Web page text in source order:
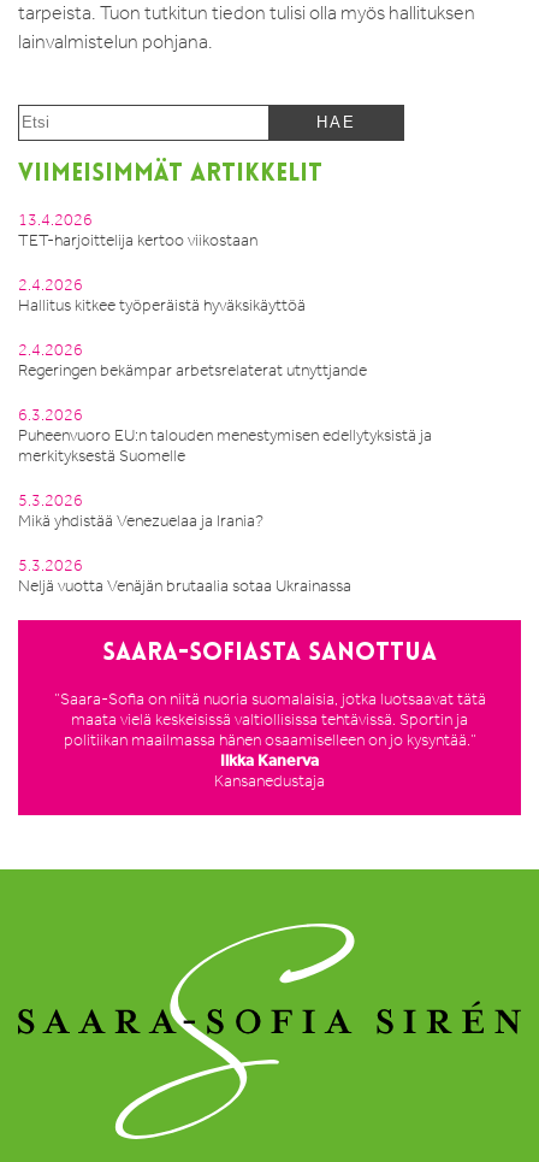
tarpeista. Tuon tutkitun tiedon tulisi olla myös hallituksen
lainvalmistelun pohjana.
VIIMEISIMMÄT ARTIKKELIT
13.4.2026
TET-harjoittelija kertoo viikostaan
2.4.2026
Hallitus kitkee työperäistä hyväksikäyttöä
2.4.2026
Regeringen bekämpar arbetsrelaterat utnyttjande
6.3.2026
Puheenvuoro EU:n talouden menestymisen edellytyksistä ja
merkityksestä Suomelle
5.3.2026
Mikä yhdistää Venezuelaa ja Irania?
5.3.2026
Neljä vuotta Venäjän brutaalia sotaa Ukrainassa
Saara-Sofiasta sanottua
”Saara-Sofia on niitä nuoria suomalaisia, jotka luotsaavat tätä
maata vielä keskeisissä valtiollisissa tehtävissä. Sportin ja
politiikan maailmassa hänen osaamiselleen on jo kysyntää.”
Ilkka Kanerva
Kansanedustaja